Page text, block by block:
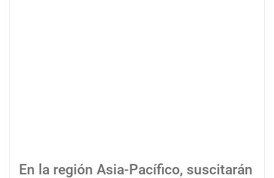
En la región Asia-Pacífico, suscitarán